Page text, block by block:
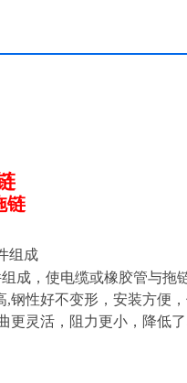
链
组成
成，使电缆或橡胶管与拖
钢性好不变形，安装方便
灵活，阻力更小，降低了